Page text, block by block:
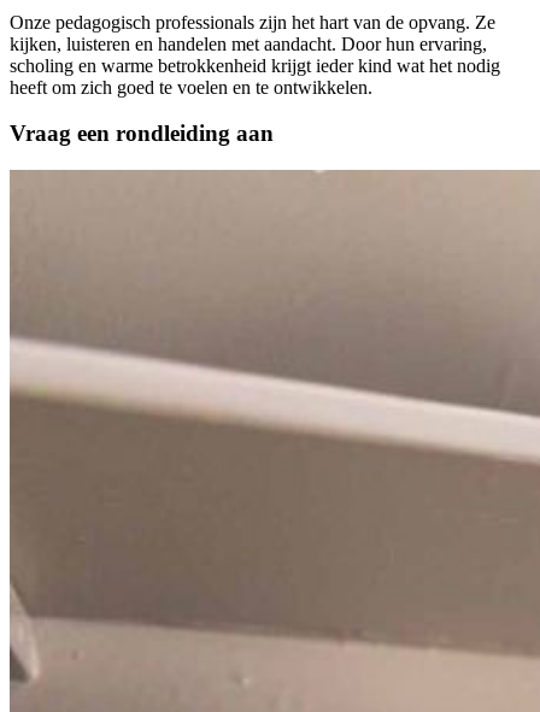
Onze pedagogisch professionals zijn het hart van de opvang. Ze
kijken, luisteren en handelen met aandacht. Door hun ervaring,
scholing en warme betrokkenheid krijgt ieder kind wat het nodig
heeft om zich goed te voelen en te ontwikkelen.
Vraag een rondleiding aan